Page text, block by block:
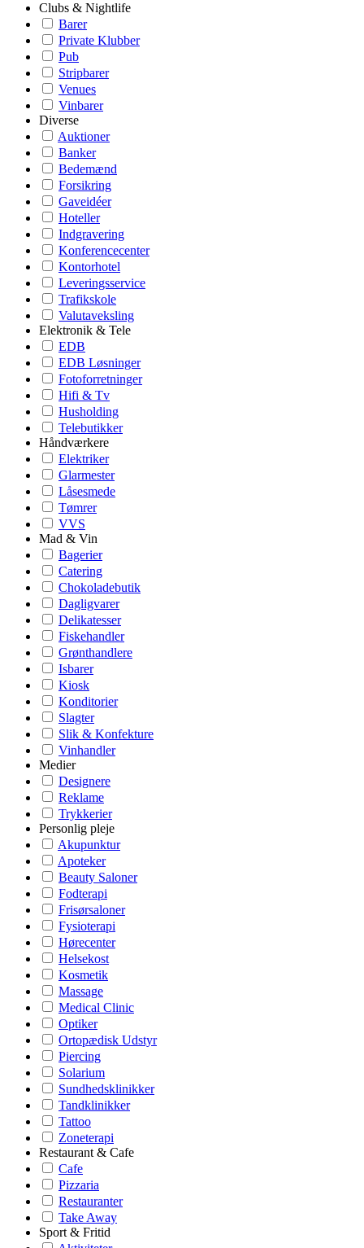
Clubs & Nightlife
Barer
Private Klubber
Pub
Stripbarer
Venues
Vinbarer
Diverse
Auktioner
Banker
Bedemænd
Forsikring
Gaveidéer
Hoteller
Indgravering
Konferencecenter
Kontorhotel
Leveringsservice
Trafikskole
Valutaveksling
Elektronik & Tele
EDB
EDB Løsninger
Fotoforretninger
Hifi & Tv
Husholding
Telebutikker
Håndværkere
Elektriker
Glarmester
Låsesmede
Tømrer
VVS
Mad & Vin
Bagerier
Catering
Chokoladebutik
Dagligvarer
Delikatesser
Fiskehandler
Grønthandlere
Isbarer
Kiosk
Konditorier
Slagter
Slik & Konfekture
Vinhandler
Medier
Designere
Reklame
Trykkerier
Personlig pleje
Akupunktur
Apoteker
Beauty Saloner
Fodterapi
Frisørsaloner
Fysioterapi
Hørecenter
Helsekost
Kosmetik
Massage
Medical Clinic
Optiker
Ortopædisk Udstyr
Piercing
Solarium
Sundhedsklinikker
Tandklinikker
Tattoo
Zoneterapi
Restaurant & Cafe
Cafe
Pizzaria
Restauranter
Take Away
Sport & Fritid